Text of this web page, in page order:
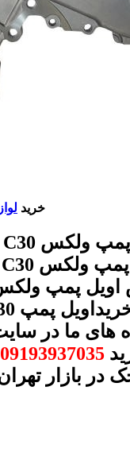
خرید
09193937035
در بازار